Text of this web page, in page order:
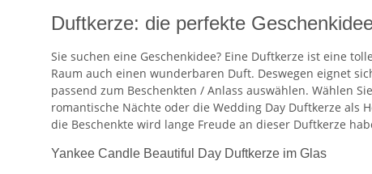
Duftkerze: die perfekte
Sie suchen eine Geschenkidee? Eine Duftkerze ist eine
Raum auch einen wunderbaren Duft. Deswegen eignet
passend zum Beschenkten / Anlass auswählen. Wählen
romantische Nächte oder die Wedding Day Duftkerze als
die Beschenkte wird lange Freude an dieser Duftkerze
Yankee Candle Beautiful Day Duftkerze im Glas